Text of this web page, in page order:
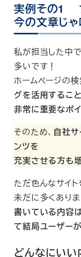
実例その1
今の文章じゃ
私が担当した中
多いです！
ホームページの
グを活用するこ
非常に重要なポ
そのため、 自社
ンツを
充実させる方も
ただ色んなサイ
未だに多くありま
書いている内容
て結局ユーザー
どんなにい